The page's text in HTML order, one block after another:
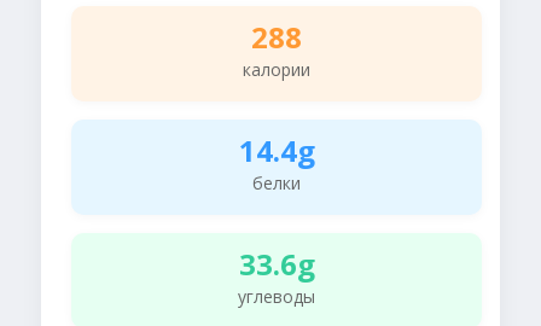
288
калории
14.4g
белки
33.6g
углеводы